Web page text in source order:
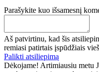
Parašykite kuo išsamesnį
Aš patvirtinu, kad šis
remiasi patirtais įspūdžiais
Palikti atsiliepimą
Dėkojame! Artimiausiu metu